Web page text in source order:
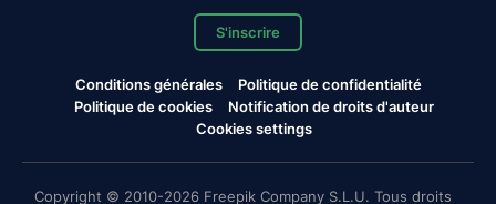
S'inscrire
Conditions générales
Politique de confidentialité
Politique de cookies
Notification de droits d'auteur
Cookies settings
Copyright © 2010-2026 Freepik Company S.L.U. Tous droits